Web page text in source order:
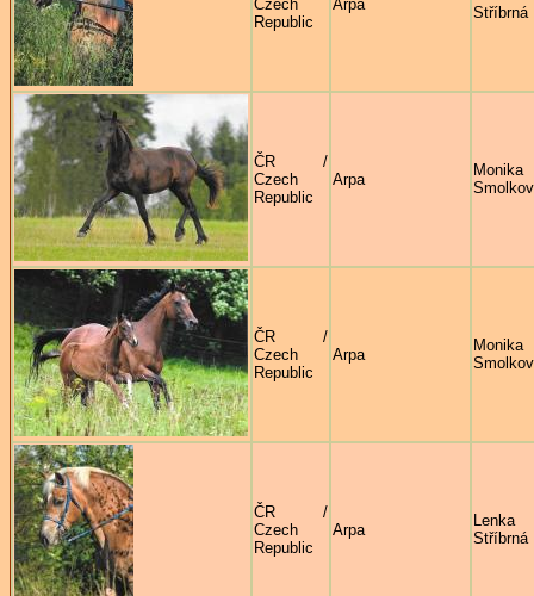
Czech
Republic
Arpa
Stříbrná
ČR /
Czech
Republic
Arpa
Monika
ČR /
Czech
Republic
Arpa
Monika
ČR /
Czech
Republic
Arpa
Lenka
Stříbrná